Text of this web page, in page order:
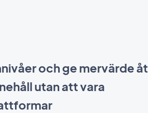
och ge mervärde åt
utan att vara